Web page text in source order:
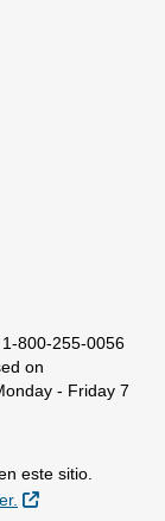
800-255-0056
on
- Friday 7
este sitio.
Sitio Externo